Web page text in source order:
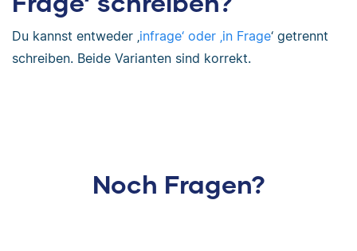
Du kannst entweder ‚infrage‘ oder ‚in Frage‘ getrennt
schreiben. Beide Varianten sind korrekt.
Noch Fragen?